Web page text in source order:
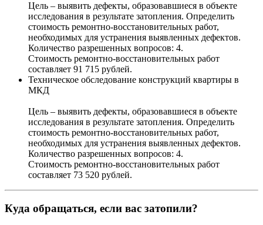
Цель – выявить дефекты, образовавшиеся в объекте
исследования в результате затопления. Определить
стоимость ремонтно-восстановительных работ,
необходимых для устранения выявленных дефектов.
Количество разрешенных вопросов: 4.
Стоимость ремонтно-восстановительных работ
составляет 91 715 рублей.
Техническое обследование конструкций квартиры в
МКД
Цель – выявить дефекты, образовавшиеся в объекте
исследования в результате затопления. Определить
стоимость ремонтно-восстановительных работ,
необходимых для устранения выявленных дефектов.
Количество разрешенных вопросов: 4.
Стоимость ремонтно-восстановительных работ
составляет 73 520 рублей.
Куда обращаться, если вас затопили?